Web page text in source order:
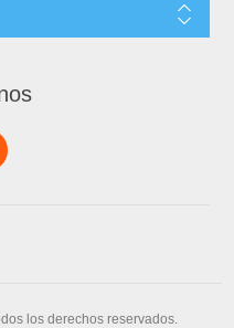
los derechos reservados.